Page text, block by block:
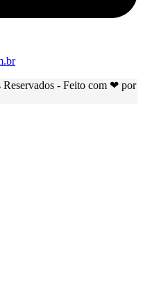
- Feito com ❤ por